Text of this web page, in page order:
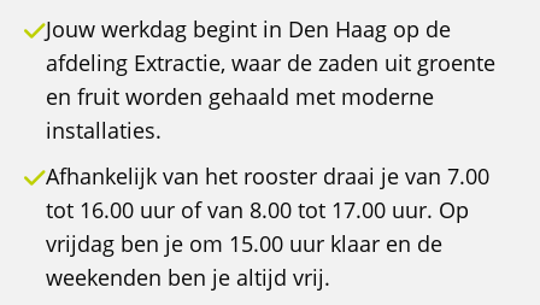
Jouw werkdag begint in Den Haag op de
afdeling Extractie, waar de zaden uit groente
en fruit worden gehaald met moderne
installaties.
Afhankelijk van het rooster draai je van 7.00
tot 16.00 uur of van 8.00 tot 17.00 uur. Op
vrijdag ben je om 15.00 uur klaar en de
weekenden ben je altijd vrij.